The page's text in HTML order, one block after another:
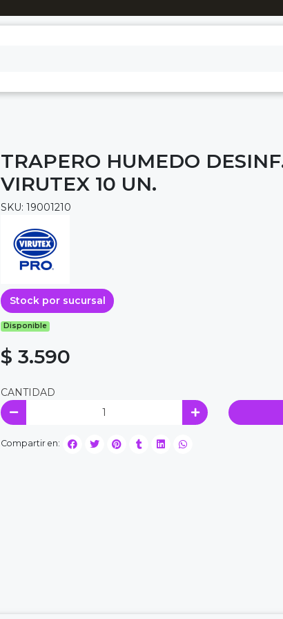
TRAPERO HUMEDO
VIRUTEX 10 UN.
SKU: 19001210
Stock por sucursal
Disponible
$ 3.590
CANTIDAD
Compartir en: